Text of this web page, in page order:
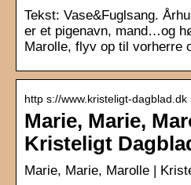
Tekst: Vase&Fuglsang.
er et pigenavn, mand…og
Marolle, flyv op til vorherre
http s://www.kristeligt-dagblad.dk
Marie, Marie,
Kristeligt
Marie, Marie, Marolle |